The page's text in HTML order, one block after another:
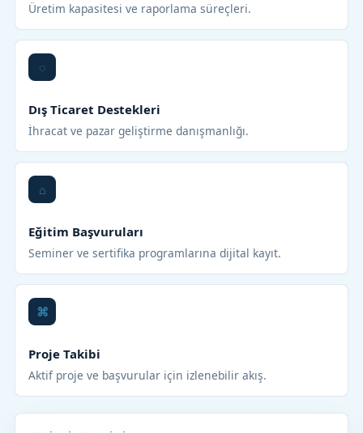
Üretim kapasitesi ve raporlama süreçleri.
Dış Ticaret Destekleri
İhracat ve pazar geliştirme danışmanlığı.
Eğitim Başvuruları
Seminer ve sertifika programlarına dijital kayıt.
Proje Takibi
Aktif proje ve başvurular için izlenebilir akış.